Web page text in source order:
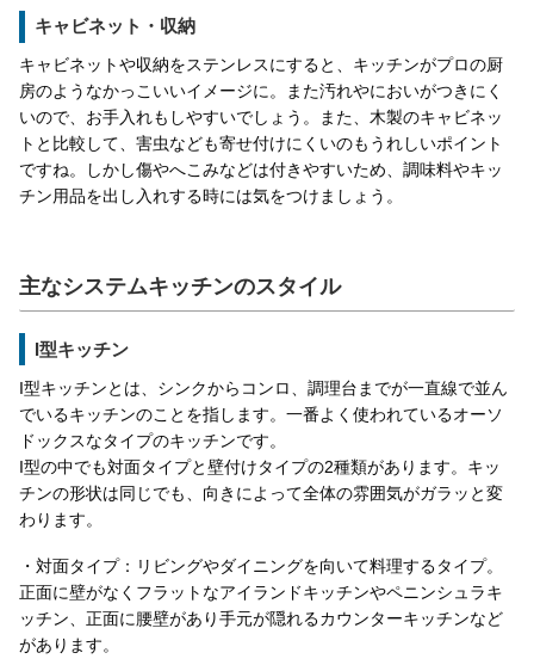
キャビネット・収納
キャビネットや収納をステンレスにすると、キッチンがプロの厨
房のようなかっこいいイメージに。また汚れやにおいがつきにく
いので、お手入れもしやすいでしょう。また、木製のキャビネッ
トと比較して、害虫なども寄せ付けにくいのもうれしいポイント
ですね。しかし傷やへこみなどは付きやすいため、調味料やキッ
チン用品を出し入れする時には気をつけましょう。
主なシステムキッチンのスタイル
I型キッチン
I型キッチンとは、シンクからコンロ、調理台までが一直線で並ん
でいるキッチンのことを指します。一番よく使われているオーソ
ドックスなタイプのキッチンです。
I型の中でも対面タイプと壁付けタイプの2種類があります。キッ
チンの形状は同じでも、向きによって全体の雰囲気がガラッと変
わります。
・対面タイプ：リビングやダイニングを向いて料理するタイプ。
正面に壁がなくフラットなアイランドキッチンやペニンシュラキ
ッチン、正面に腰壁があり手元が隠れるカウンターキッチンなど
があります。